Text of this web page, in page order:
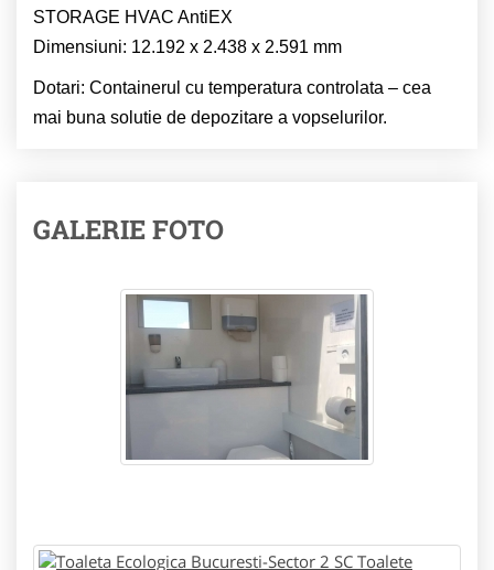
STORAGE HVAC AntiEX
Dimensiuni: 12.192 x 2.438 x 2.591 mm
Dotari: Containerul cu temperatura controlata – cea
mai buna solutie de depozitare a vopselurilor.
GALERIE FOTO